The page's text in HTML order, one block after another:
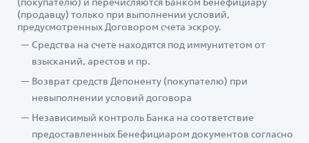
(продавцу) только при выполнении условий,
предусмотренных Договором счета эскроу.
Средства на счете находятся под иммунитетом от
взысканий, арестов и пр.
Возврат средств Депоненту (покупателю) при
невыполнении условий договора
Независимый контроль Банка на соответствие
предоставленных Бенефициаром документов согласно